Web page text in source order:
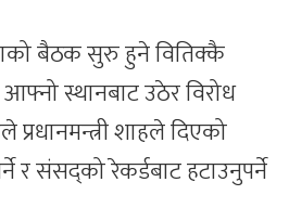
बैठक सुरु हुने वितिक्कै
स्थानबाट उठेर विरोध
शाहले दिएको
र संसद्को रेकर्डबाट हटाउनुपर्ने